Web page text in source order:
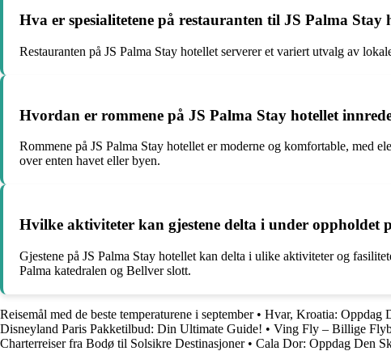
Hva er spesialitetene på restauranten til JS Palma Stay
Restauranten på JS Palma Stay hotellet serverer et variert utvalg av
Hvordan er rommene på JS Palma Stay hotellet
Rommene på JS Palma Stay hotellet er moderne og komfortable, med
over enten havet eller byen.
Hvilke aktiviteter kan gjestene delta i under oppholdet
Gjestene på JS Palma Stay hotellet kan delta i ulike aktiviteter og
Palma katedralen og Bellver slott.
Reisemål med de beste temperaturene i september• Hvar, Kroatia: Oppdag
Disneyland Paris Pakketilbud: Din Ultimate Guide! • Ving Fly – Billige
Charterreiser fra Bodø til Solsikre Destinasjoner• Cala Dor: Oppdag Den